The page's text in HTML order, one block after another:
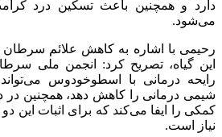
دارد و همچنین باعث تسکین درد
می‌شود.
رحیمی با اشاره به کاهش علائم سرطان
این گیاه، تصریح کرد: انجمن ملی
رایحه درمانی با اسطوخودوس
شیمی درمانی را کاهش دهد، همچنین
کمکی را ایفا می‌کند که برای اثبات این
نیاز است.